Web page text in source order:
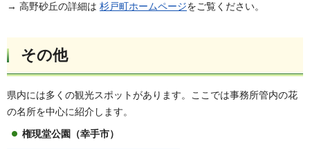
→ 高野砂丘の詳細は 杉戸町ホームページをご覧ください。
その他
県内には多くの観光スポットがあります。ここでは事務所管内の花
の名所を中心に紹介します。
権現堂公園（幸手市）